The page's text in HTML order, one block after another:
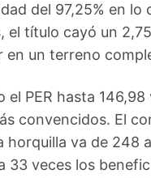
del 97,25% en
el título cayó un
en un terreno
el PER hasta
convencidos. El
horquilla va de 248
33 veces los